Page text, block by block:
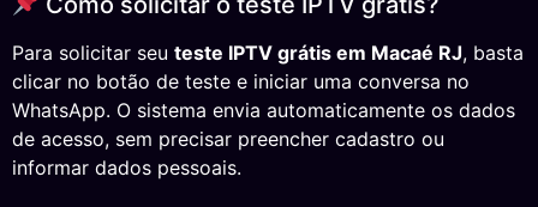
Para solicitar seu teste IPTV grátis em Macaé RJ, basta
clicar no botão de teste e iniciar uma conversa no
WhatsApp. O sistema envia automaticamente os dados
de acesso, sem precisar preencher cadastro ou
informar dados pessoais.